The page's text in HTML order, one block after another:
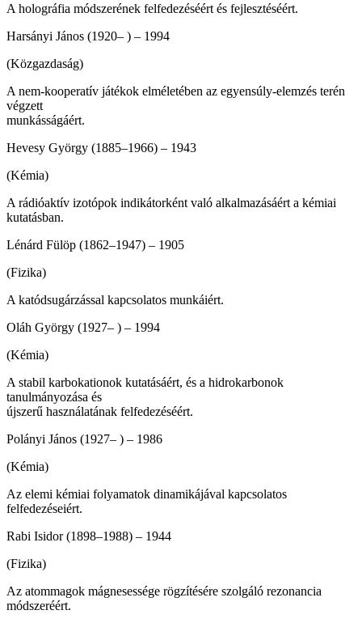
A holográfia módszerének felfedezé­séért és fejlesztéséért.
Harsányi János (1920– ) – 1994
(Közgazdaság)
A nem-kooperatív játékok elméletében az egyensúly-elemzés terén
végzett
munkás­ságáért.
Hevesy György (1885–1966) – 1943
(Kémia)
A rádióaktív izotópok indikátorként való alkalmazásáért a kémiai
kutatás­ban.
Lénárd Fülöp (1862–1947) – 1905
(Fizika)
A katódsugárzással kapcsolatos mun­káiért.
Oláh György (1927– ) – 1994
(Kémia)
A stabil karbokationok kutatásáért, és a hidrokarbonok
tanulmányozása és
újszerű használatának felfedezéséért.
Polányi János (1927– ) – 1986
(Kémia)
Az elemi kémiai folyamatok dinamiká­jával kapcsolatos
felfedezéseiért.
Rabi Isidor (1898–1988) – 1944
(Fizika)
Az atommagok mágnesessége rögzíté­sére szolgáló rezonancia
módszeréért.